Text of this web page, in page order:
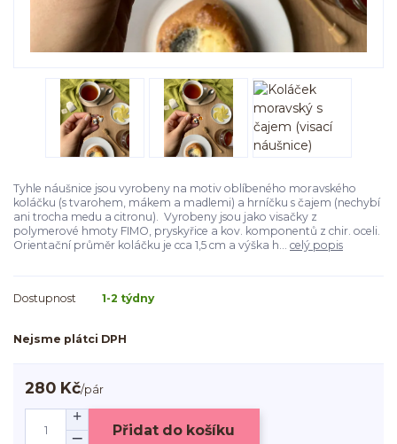
Tyhle náušnice jsou vyrobeny na motiv oblíbeného moravského
koláčku (s tvarohem, mákem a madlemi) a hrníčku s čajem (nechybí
ani trocha medu a citronu). Vyrobeny jsou jako visačky z
polymerové hmoty FIMO, pryskyřice a kov. komponentů z chir. oceli.
Orientační průměr koláčku je cca 1,5 cm a výška h... celý popis
Dostupnost 1-2 týdny
Nejsme plátci DPH
280 Kč/pár
Přidat do košíku